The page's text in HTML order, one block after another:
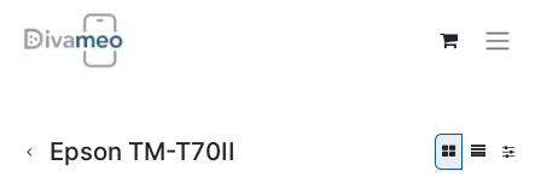
Epson TM-T70II